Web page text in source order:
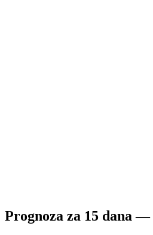
Prognoza za 15 dana —